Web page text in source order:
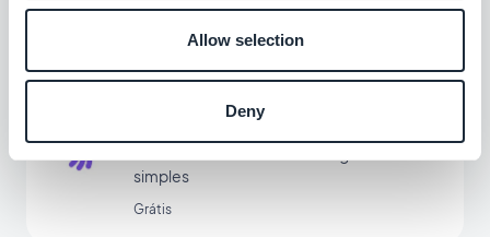
Allow selection
Deny
EmailOctopus
simples
Grátis